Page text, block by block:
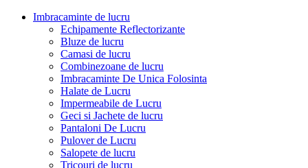
Imbracaminte de lucru
Echipamente Reflectorizante
Bluze de lucru
Camasi de lucru
Combinezoane de lucru
Imbracaminte De Unica Folosinta
Halate de Lucru
Impermeabile de Lucru
Geci si Jachete de lucru
Pantaloni De Lucru
Pulover de Lucru
Salopete de lucru
Tricouri de lucru